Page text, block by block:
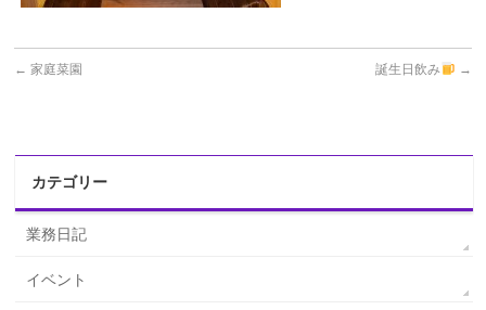
← 家庭菜園 誕生日飲み →
カテゴリー
業務日記
イベント